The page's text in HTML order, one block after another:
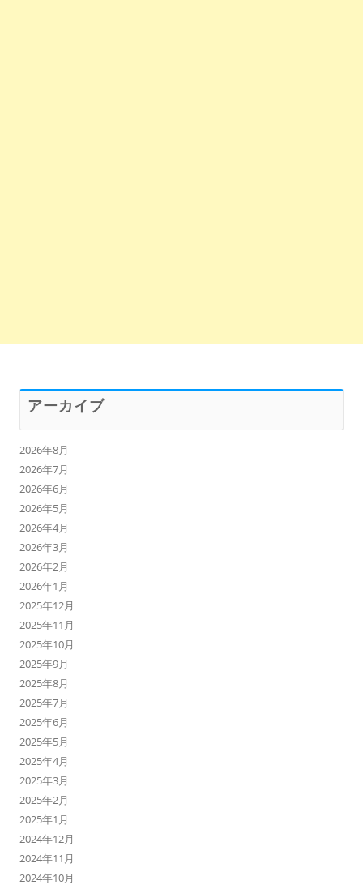
アーカイブ
2026年8月
2026年7月
2026年6月
2026年5月
2026年4月
2026年3月
2026年2月
2026年1月
2025年12月
2025年11月
2025年10月
2025年9月
2025年8月
2025年7月
2025年6月
2025年5月
2025年4月
2025年3月
2025年2月
2025年1月
2024年12月
2024年11月
2024年10月